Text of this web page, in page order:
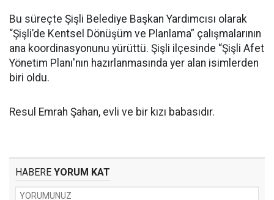
Bu süreçte Şişli Belediye Başkan Yardımcısı olarak
“Şişli’de Kentsel Dönüşüm ve Planlama” çalışmalarının
ana koordinasyonunu yürüttü. Şişli ilçesinde “Şişli Afet
Yönetim Planı'nın hazırlanmasında yer alan isimlerden
biri oldu.
Resul Emrah Şahan, evli ve bir kızı babasıdır.
HABERE YORUM KAT